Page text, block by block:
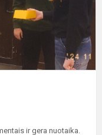
ir gera nuotaika.